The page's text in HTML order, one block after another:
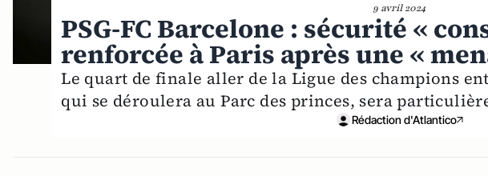
9 avril 2024
PSG-FC Barcelone : sécurité «
renforcée à Paris après une «
Le quart de finale aller de la Ligue des champions
qui se déroulera au Parc des princes, sera
Rédaction d'Atlantico